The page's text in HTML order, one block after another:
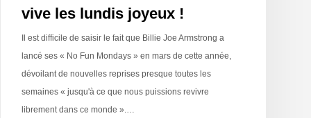
vive les lundis joyeux !
Il est difficile de saisir le fait que Billie Joe Armstrong a
lancé ses « No Fun Mondays » en mars de cette année,
dévoilant de nouvelles reprises presque toutes les
semaines « jusqu'à ce que nous puissions revivre
librement dans ce monde ».…